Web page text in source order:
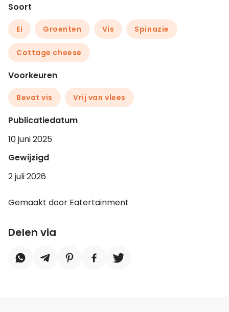
Soort
Ei Groenten Vis Spinazie
Cottage cheese
Voorkeuren
Bevat vis Vrij van vlees
Publicatiedatum
10 juni 2025
Gewijzigd
2 juli 2026
Gemaakt door Eatertainment
Delen via